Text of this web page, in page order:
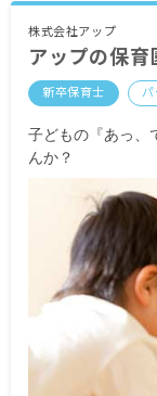
株式会社アップ
アップの保育
新卒保育士
子どもの『あっ、
んか？